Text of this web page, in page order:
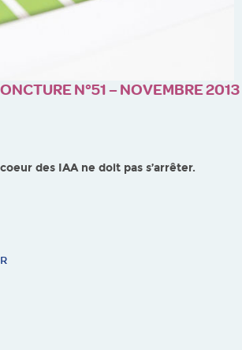
N°51 – NOVEMBRE 2013
des IAA ne doit pas s’arrêter.